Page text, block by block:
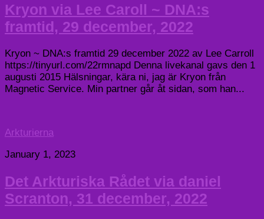
Kryon via Lee Caroll ~ DNA:s
framtid, 29 december, 2022
Kryon ~ DNA:s framtid 29 december 2022 av Lee Carroll
https://tinyurl.com/22rmnapd Denna livekanal gavs den 1
augusti 2015 Hälsningar, kära ni, jag är Kryon från
Magnetic Service. Min partner går åt sidan, som han...
Arkturierna
January 1, 2023
Det Arkturiska Rådet via daniel
Scranton, 31 december, 2022